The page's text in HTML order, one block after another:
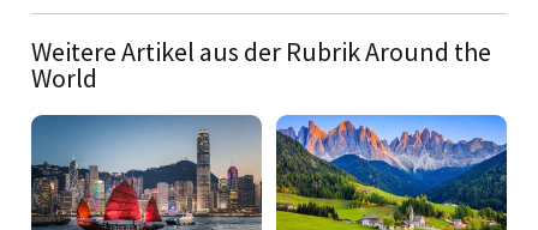
Weitere Artikel aus der Rubrik Around the
World